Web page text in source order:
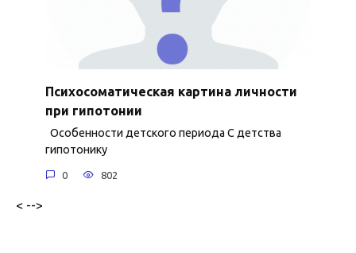
Психосоматическая картина личности
при гипотонии
Особенности детского периода С детства
гипотонику
0 802
< -->